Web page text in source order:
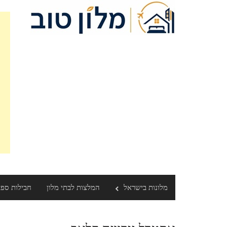
מלונות בישראל המלצות לבתי מלון חבילות